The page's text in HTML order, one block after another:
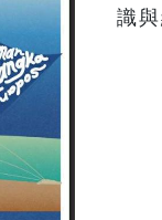
識